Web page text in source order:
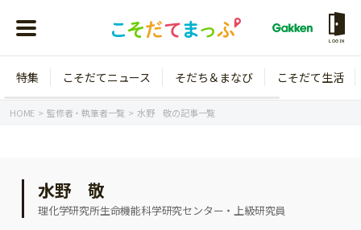
LOGIN
年齢から探す
特集 こそだてニュース そだち＆まなび こそだて生活
HOME 監修者・執筆者一覧 水野 敬の記事一覧
水野 敬
理化学研究所生命機能科学研究センター・上級研究員